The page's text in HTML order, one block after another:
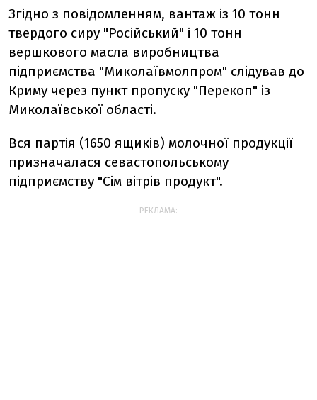
Згідно з повідомленням, вантаж із 10 тонн
твердого сиру "Російський" і 10 тонн
вершкового масла виробництва
підприємства "Миколаївмолпром" слідував до
Криму через пункт пропуску "Перекоп" із
Миколаївської області.
Вся партія (1650 ящиків) молочної продукції
призначалася севастопольському
підприємству "Сім вітрів продукт".
РЕКЛАМА: